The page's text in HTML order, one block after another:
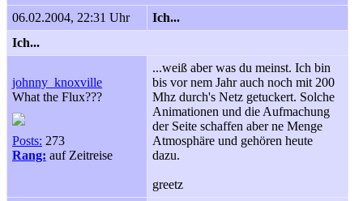
06.02.2004, 22:31 Uhr
Ich...
Ich...
johnny_knoxville
What the Flux???
Posts: 273
Rang: auf Zeitreise
...weiß aber was du meinst. Ich bin
bis vor nem Jahr auch noch mit 200
Mhz durch's Netz getuckert. Solche
Animationen und die Aufmachung
der Seite schaffen aber ne Menge
Atmosphäre und gehören heute
dazu.
greetz